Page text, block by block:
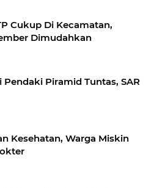
Cukup Di Kecamatan,
Dimudahkan
Pendaki Piramid Tuntas, SAR
Kesehatan, Warga Miskin